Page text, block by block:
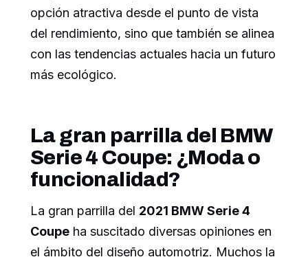
opción atractiva desde el punto de vista
del rendimiento, sino que también se alinea
con las tendencias actuales hacia un futuro
más ecológico.
La gran parrilla del BMW
Serie 4 Coupe: ¿Moda o
funcionalidad?
La gran parrilla del 2021 BMW Serie 4
Coupe ha suscitado diversas opiniones en
el ámbito del diseño automotriz. Muchos la